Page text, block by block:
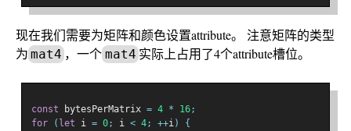
现在我们需要为矩阵和颜色设置attribute。 注意矩阵的类型
为 mat4 ，一个mat4实际上占用了4个attribute槽位。
const bytesPerMatrix = 4 * 16;
for
( let i = 0; i < 4; ++i)
{